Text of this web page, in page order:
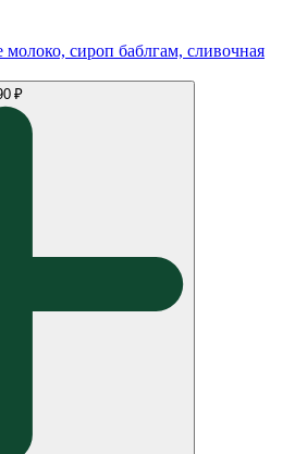
молоко, сироп баблгам, сливочная
₽